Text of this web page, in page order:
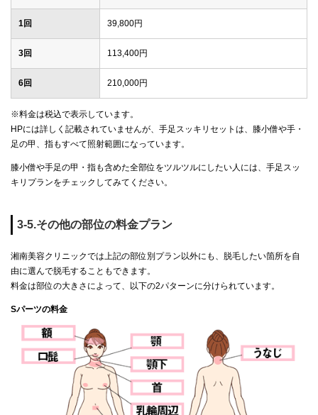
1回 39,800円
3回 113,400円
6回 210,000円
※料金は税込で表示しています。
HPには詳しく記載されていませんが、手足スッキリセットは、膝小僧や手・
足の甲、指もすべて照射範囲になっています。
膝小僧や手足の甲・指も含めた全部位をツルツルにしたい人には、手足スッ
キリプランをチェックしてみてください。
3-5.その他の部位の料金プラン
湘南美容クリニックでは上記の部位別プラン以外にも、脱毛したい箇所を自
由に選んで脱毛することもできます。
料金は部位の大きさによって、以下の2パターンに分けられています。
Sパーツの料金